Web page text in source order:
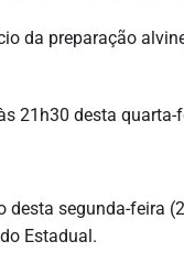
da preparação
21h30 desta quarta-
desta segunda-feira
Estadual.